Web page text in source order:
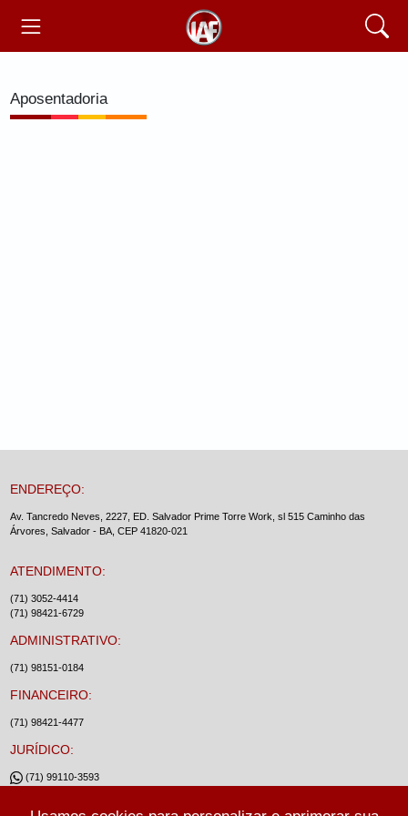
Aposentadoria
ENDEREÇO:
Av. Tancredo Neves, 2227, ED. Salvador Prime Torre Work, sl 515 Caminho das
Árvores, Salvador - BA, CEP 41820-021
ATENDIMENTO:
(71) 3052-4414
(71) 98421-6729
ADMINISTRATIVO:
(71) 98151-0184
FINANCEIRO:
(71) 98421-4477
JURÍDICO:
(71) 99110-3593